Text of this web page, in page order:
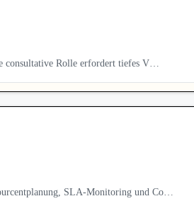
consultative Rolle erfordert tiefes V…
SLA-Monitoring und Co…